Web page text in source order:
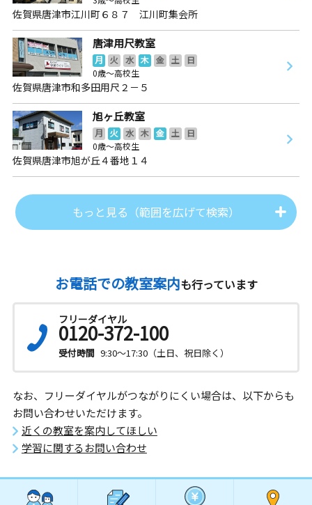
佐賀県唐津市江川町６８７ 江川町集会所
唐津用尺教室
月 火 水 木 金 土
日
0歳～高校生
佐賀県唐津市和多田用尺２－５
旭ヶ丘教室
月 火 水 木 金 土
日
0歳～高校生
佐賀県唐津市旭が丘４番地１４
もっと見る（範囲を広げて検索）
お電話での教室案内も行っています
フリーダイヤル
0120-372-100
受付時間 9:30～17:30（土日、祝日除く）
なお、フリーダイヤルがつながりにくい場合は、以下からも
お問い合わせいただけます。
近くの教室を案内してほしい
学習に関するお問い合わせ